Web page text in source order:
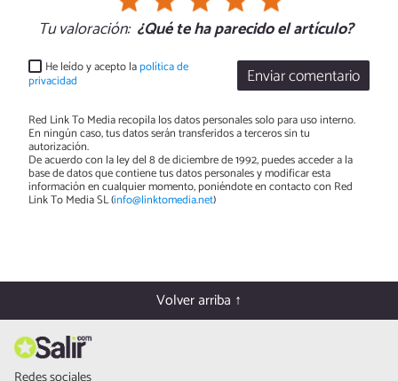
Tu valoración: ¿Qué te ha parecido el artículo?
Enviar comentario
He leído y acepto lapolítica de
privacidad
Red Link To Media recopila los datos personales solo para uso interno.
En ningún caso, tus datos serán transferidos a terceros sin tu
autorización.
De acuerdo con la ley del 8 de diciembre de 1992, puedes acceder a la
base de datos que contiene tus datos personales y modificar esta
información en cualquier momento, poniéndote en contacto con Red
Link To Media SL (info@linktomedia.net)
Volver arriba ↑